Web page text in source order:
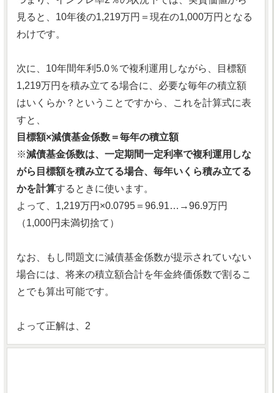
見ると、10年後の1,219万円＝現在の1,000万円となる
わけです。
次に、10年間年利5.0％で複利運用しながら、目標額
1,219万円を積み立てる場合に、必要な毎年の積立額
はいくらか？ということですから、これを計算式に表
すと、
目標額×減債基金係数＝毎年の積立額
※減債基金係数は、一定期間一定利率で複利運用しな
がら目標額を積み立てる場合、毎年いくら積み立てる
かを計算するときに使います。
よって、1,219万円×0.0795＝96.91…→96.9万円
（1,000円未満切捨て）
なお、もし問題文に減債基金係数が提示されていない
場合には、将来の積立額合計を年金終価係数で割るこ
とでも算出可能です。
よって正解は、2